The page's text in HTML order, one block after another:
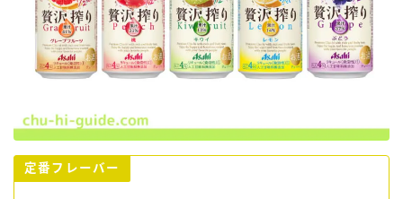
定番フレーバー